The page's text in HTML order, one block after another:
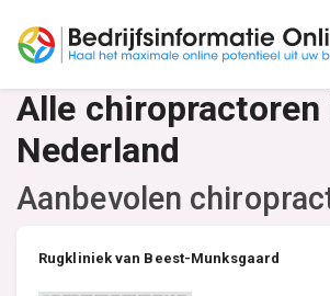
Alle chiropractoren
Nederland
Aanbevolen
Rugkliniek van Beest-Munksgaard